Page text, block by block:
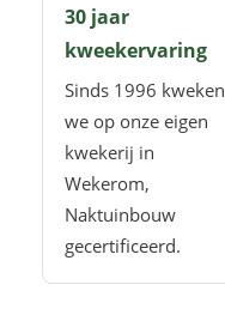
30 jaar
kweekervaring
Sinds 1996 kweken
we op onze eigen
kwekerij in
Wekerom,
Naktuinbouw
gecertificeerd.